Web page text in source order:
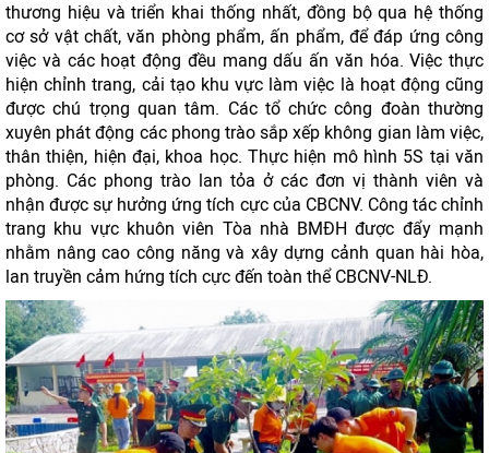
thương hiệu và triển khai thống nhất, đồng bộ qua hệ thống
cơ sở vật chất, văn phòng phẩm, ấn phẩm, để đáp ứng công
việc và các hoạt động đều mang dấu ấn văn hóa. Việc thực
hiện chỉnh trang, cải tạo khu vực làm việc là hoạt động cũng
được chú trọng quan tâm. Các tổ chức công đoàn thường
xuyên phát động các phong trào sắp xếp không gian làm việc,
thân thiện, hiện đại, khoa học. Thực hiện mô hình 5S tại văn
phòng. Các phong trào lan tỏa ở các đơn vị thành viên và
nhận được sự hưởng ứng tích cực của CBCNV. Công tác chỉnh
trang khu vực khuôn viên Tòa nhà BMĐH được đẩy mạnh
nhằm nâng cao công năng và xây dựng cảnh quan hài hòa,
lan truyền cảm hứng tích cực đến toàn thể CBCNV-NLĐ.